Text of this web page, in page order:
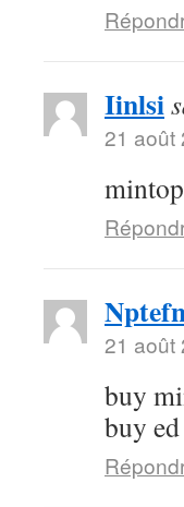
Iinlsi
21 août
21 août
buy
buy